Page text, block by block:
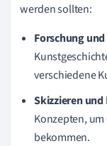
werden sollten:
Forschung
verschiedene
Skizzieren und
Konzepten,
bekommen.